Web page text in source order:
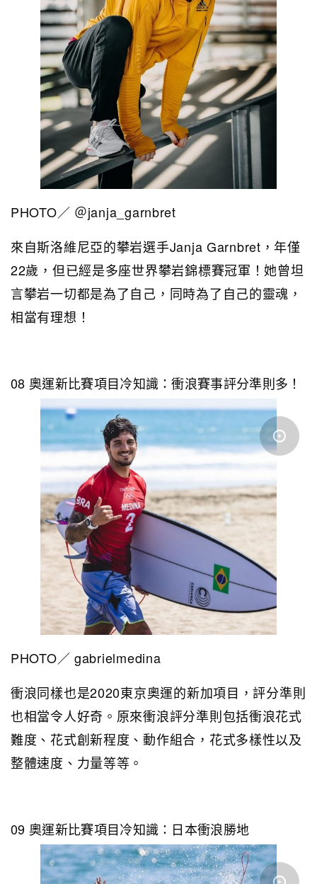
PHOTO／ ＠janja_garnbret
來自斯洛維尼亞的攀岩選手Janja Garnbret，年僅
22歲，但已經是多座世界攀岩錦標賽冠軍！她曾坦
言攀岩一切都是為了自己，同時為了自己的靈魂，
相當有理想！
08 奧運新比賽項目冷知識：衝浪賽事評分準則多！
PHOTO／ gabrielmedina
衝浪同樣也是2020東京奧運的新加項目，評分準則
也相當令人好奇。原來衝浪評分準則包括衝浪花式
難度、花式創新程度、動作組合，花式多樣性以及
整體速度、力量等等。
09 奧運新比賽項目冷知識：日本衝浪勝地